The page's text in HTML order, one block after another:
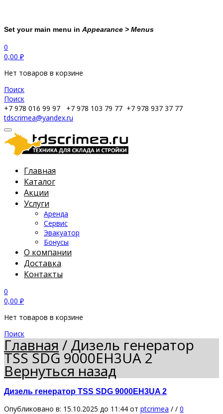
Set your main menu in Appearance > Menus
0
0,00 ₽
Нет товаров в корзине
Поиск
Поиск
+7 978 016 99 97
+7 978 103 79 77 +7 978 937 37 77
tdscrimea@yandex.ru
Главная
Каталог
Акции
Услуги
Аренда
Сервис
Эвакуатор
Бонусы
О компании
Доставка
Контакты
0
0,00 ₽
Нет товаров в корзине
Поиск
Главная/Дизель генератор
TSS SDG 9000EH3UA 2
Вернуться назад
Дизель генератор TSS SDG 9000EH3UA 2
Опубликовано в: 15.10.2025 до 11:44 от ptcrimea / / 0